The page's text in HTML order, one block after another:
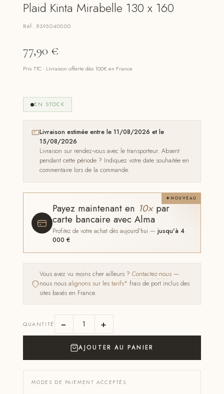
Plaid Kinta Mirabelle 130 x 160
Réf. 8395040000
77,90 €
Prix TTC · Livraison offerte dès 100€ en France
EN STOCK
Livraison estimée entre le 11/08/2026 et le
15/08/2026
Livraison sur rendez-vous avec le transporteur. Absent
pendant cette période ? Indiquez votre date souhaitée en
commentaire lors de la commande.
NOUVEAU
Payez maintenant en 10×par
carte bancaire avec Alma
Profitez de votre achat dès aujourd'hui —jusqu'à 4
000 €
Vous avez vu moins cher ailleurs ?Contactez-nous —
nous nousalignons sur les tarifs* frais de port inclus des
sites basés en France.
QUANTITÉ − +
AJOUTER AU PANIER
MODES DE PAIEMENT ACCEPTÉS